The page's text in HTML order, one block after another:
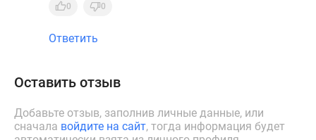
0 0
Ответить
Оставить отзыв
Добавьте отзыв, заполнив личные данные, или
сначала войдите на сайт, тогда информация будет